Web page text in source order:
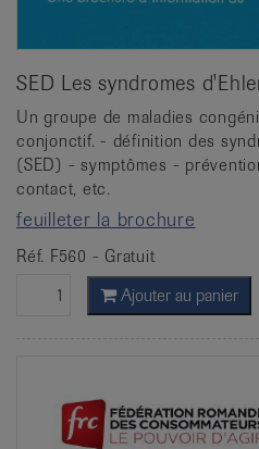
SED Les syndromes
Un groupe de maladies
conjonctif. - définition des
(SED) - symptômes -
contact, etc.
feuilleter la brochure
Réf. F560 - Gratuit
Ajouter au panier